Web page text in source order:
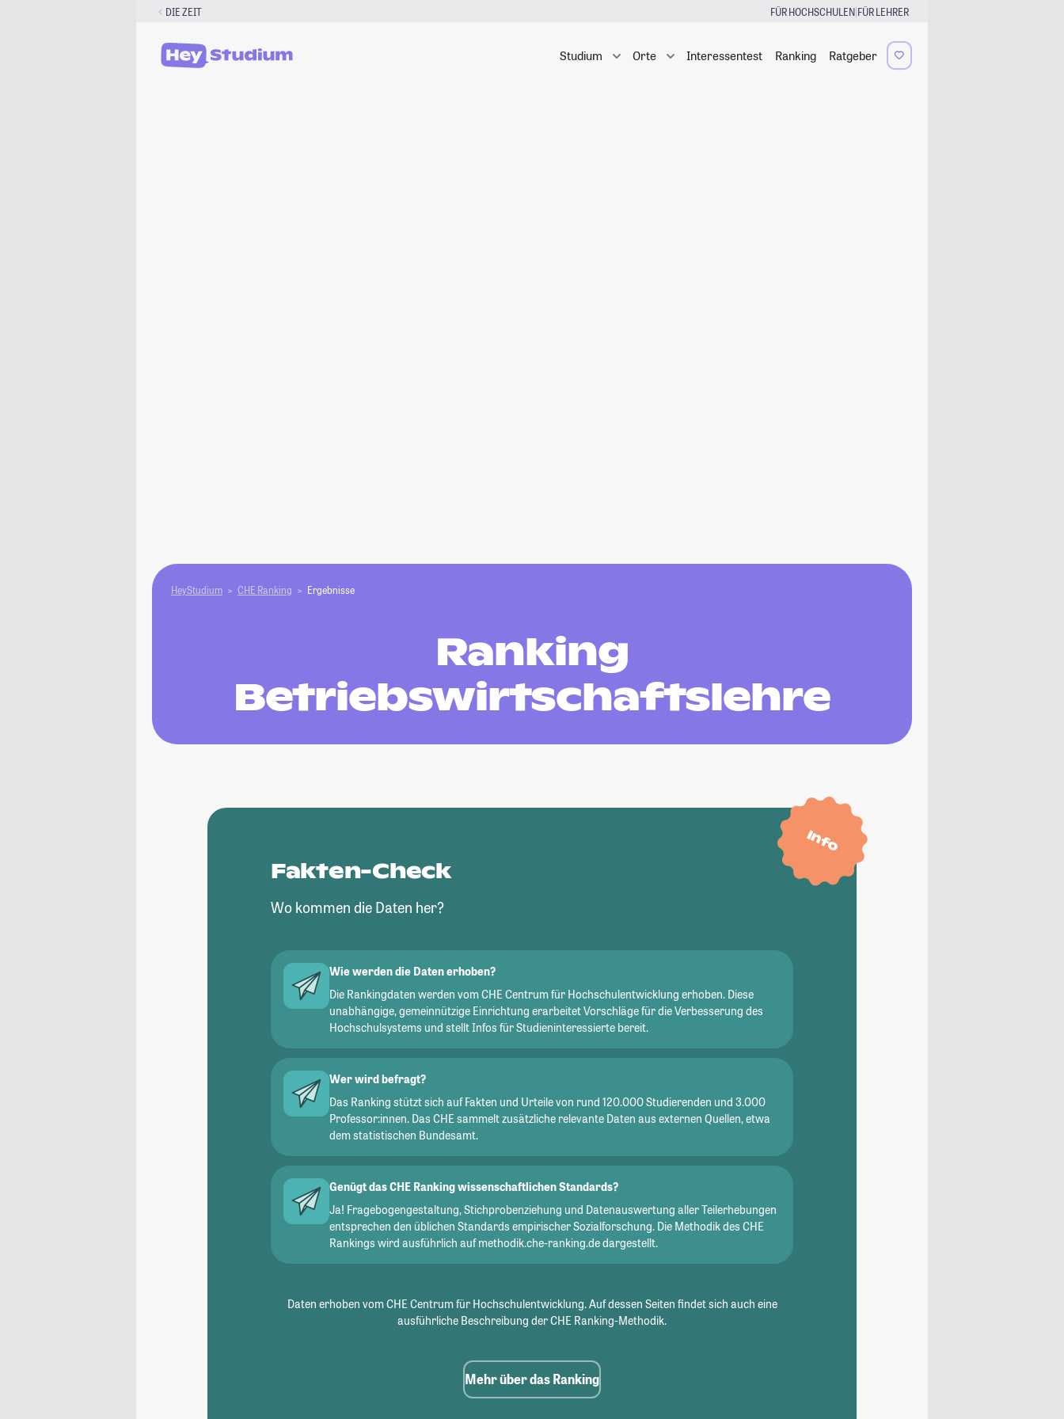
DIE ZEIT FÜR HOCHSCHULEN|FÜR LEHRER
Studium Orte Interessentest Ranking Ratgeber
HeyStudium CHE Ranking Ergebnisse
Ranking
Betriebswirtschaftslehre
Info
Fakten-Check
Wo kommen die Daten her?
Wie werden die Daten erhoben?
Die Rankingdaten werden vom CHE Centrum für Hochschulentwicklung erhoben. Diese
unabhängige, gemeinnützige Einrichtung erarbeitet Vorschläge für die Verbesserung des
Hochschulsystems und stellt Infos für Studieninteressierte bereit.
Wer wird befragt?
Das Ranking stützt sich auf Fakten und Urteile von rund 120.000 Studierenden und 3.000
Professor:innen. Das CHE sammelt zusätzliche relevante Daten aus externen Quellen, etwa
dem statistischen Bundesamt.
Genügt das CHE Ranking wissenschaftlichen Standards?
Ja! Fragebogengestaltung, Stichprobenziehung und Datenauswertung aller Teilerhebungen
entsprechen den üblichen Standards empirischer Sozialforschung. Die Methodik des CHE
Rankings wird ausführlich auf methodik.che-ranking.de dargestellt.
Daten erhoben vom CHE Centrum für Hochschulentwicklung. Auf dessen Seiten findet sich auch eine
ausführliche Beschreibung der CHE Ranking-Methodik.
Mehr über das Ranking